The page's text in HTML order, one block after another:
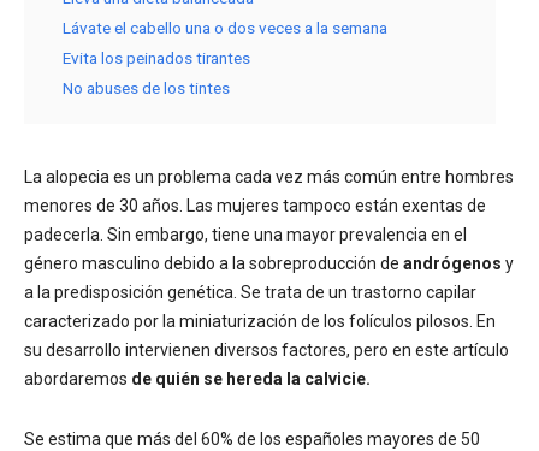
Lávate el cabello una o dos veces a la semana
Evita los peinados tirantes
No abuses de los tintes
La alopecia es un problema cada vez más común entre hombres
menores de 30 años. Las mujeres tampoco están exentas de
padecerla. Sin embargo, tiene una mayor prevalencia en el
género masculino debido a la sobreproducción de andrógenos y
a la predisposición genética. Se trata de un trastorno capilar
caracterizado por la miniaturización de los folículos pilosos. En
su desarrollo intervienen diversos factores, pero en este artículo
abordaremos de quién se hereda la calvicie.
Se estima que más del 60% de los españoles mayores de 50